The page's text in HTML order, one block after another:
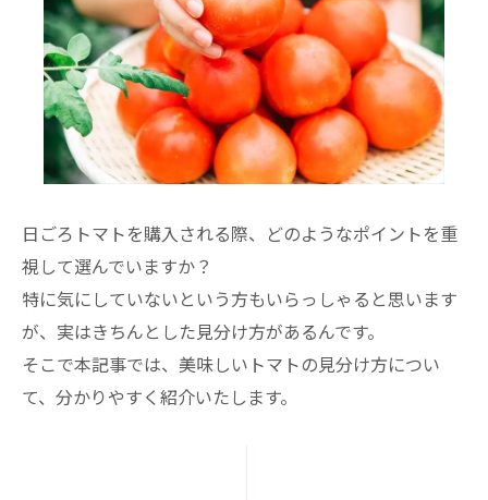
日ごろトマトを購入される際、どのようなポイントを重
視して選んでいますか？
特に気にしていないという方もいらっしゃると思います
が、実はきちんとした見分け方があるんです。
そこで本記事では、美味しいトマトの見分け方につい
て、分かりやすく紹介いたします。